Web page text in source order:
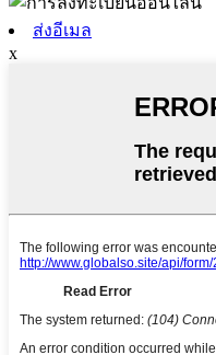
ส่งอีเมล
x